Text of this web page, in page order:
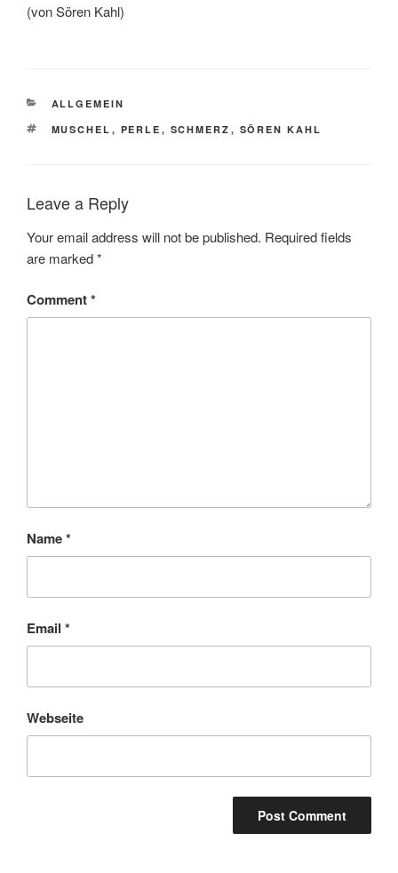
(von Sören Kahl)
CATEGORIES
ALLGEMEIN
TAGS
MUSCHEL , PERLE , SCHMERZ , SÖREN KAHL
Leave a Reply
Your email address will not be published. Required fields
are marked*
Comment*
Name*
Email *
Webseite